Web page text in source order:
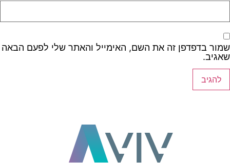
שמור בדפדפן זה את השם, האימייל והאתר שלי לפעם הבאה
שאגיב.